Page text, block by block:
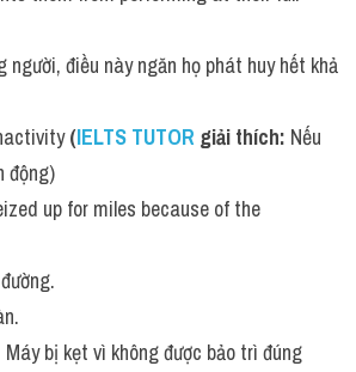
người, điều này ngăn họ phát huy hết khả
(IELTS TUTOR giải thích: Nếu
động)
up for miles because of the
bị kẹt vì không được bảo trì đúng